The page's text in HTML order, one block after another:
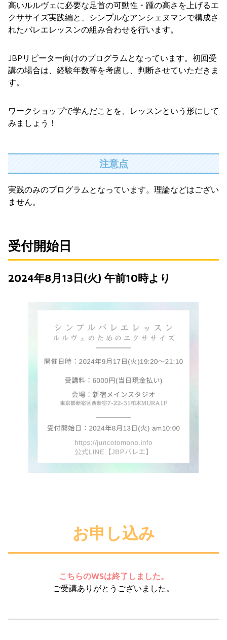
高いルルヴェに必要な足首の可動性・踵の高さを上げるエ
クササイズ実践編と、シンプルなアンシェヌマンで構成さ
れたバレエレッスンの組み合わせを行います。
JBPリピーター向けのプログラムとなっています。初回受
講の場合は、経験年数等を考慮し、判断させていただきま
す。
ワークショップで学んだことを、レッスンという形にして
みましょう！
注意点
実践のみのプログラムとなっています。理論などはござい
ません。
受付開始日
2024年8月13日(火) 午前10時より
お申し込み
こちらのWSは終了しました。
ご受講ありがとうございました。